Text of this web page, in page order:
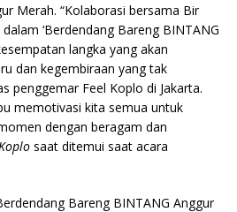
Merah. “Kolaborasi bersama Bir
‘Berdendang Bareng BINTANG
langka yang akan
dan kegembiraan yang tak
penggemar Feel Koplo di Jakarta.
memotivasi kita semua untuk
dengan beragam dan
saat ditemui saat acara
Bareng BINTANG Anggur